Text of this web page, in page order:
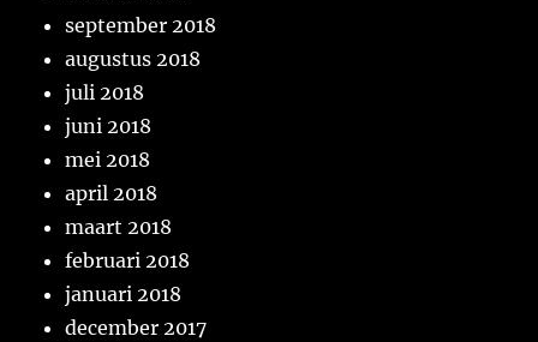
september 2018
augustus 2018
juli 2018
juni 2018
mei 2018
april 2018
maart 2018
februari 2018
januari 2018
december 2017